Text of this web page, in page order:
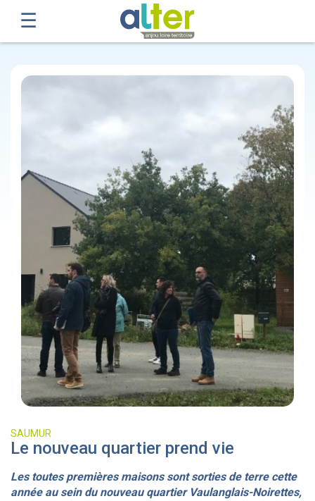
SAUMUR
Le nouveau quartier prend vie
Les toutes premières maisons sont sorties de terre cette
année au sein du nouveau quartier Vaulanglais-Noirettes,